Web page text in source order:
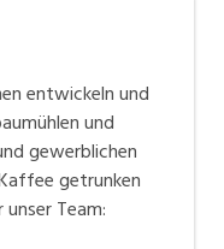
(Fertigung)
tätiges
und
und Kaffeemühlen.
entwickeln und
und
gewerblichen
getrunken
Team: